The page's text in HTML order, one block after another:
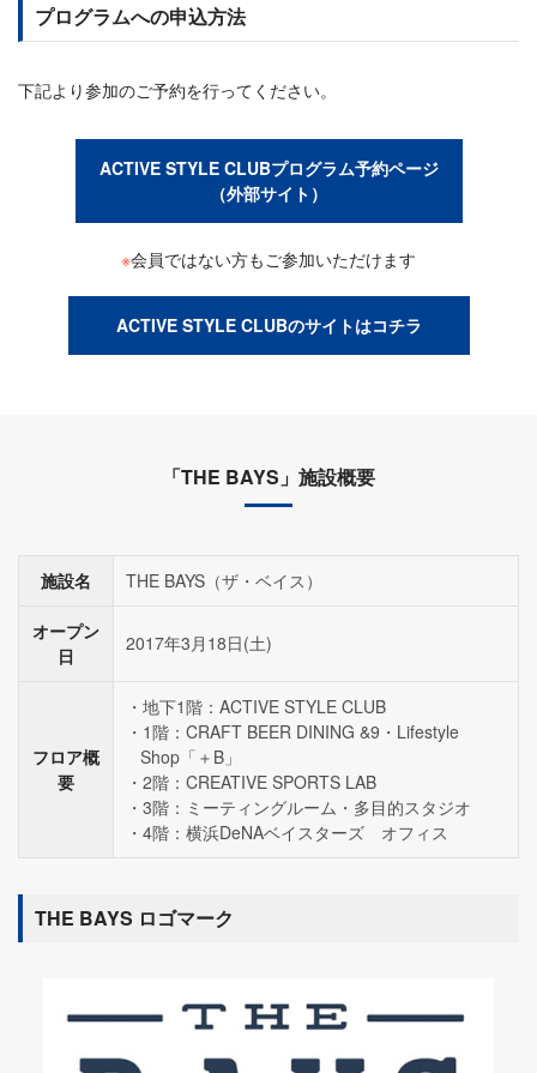
プログラムへの申込方法
下記より参加のご予約を行ってください。
ACTIVE STYLE CLUBプログラム予約ページ
（外部サイト）
※会員ではない方もご参加いただけます
ACTIVE STYLE CLUBのサイトはコチラ
「THE BAYS」施設概要
施設名 THE BAYS（ザ・ベイス）
オープン
日
2017年3月18日(土)
フロア概
要
地下1階：ACTIVE STYLE CLUB
1階：CRAFT BEER DINING &9・Lifestyle
Shop「＋B」
2階：CREATIVE SPORTS LAB
3階：ミーティングルーム・多目的スタジオ
4階：横浜DeNAベイスターズ オフィス
THE BAYS ロゴマーク